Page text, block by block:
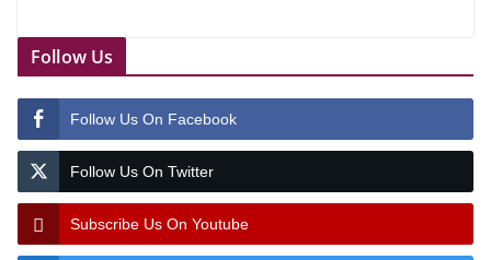
Follow Us
Follow Us On Facebook
Follow Us On Twitter
Subscribe Us On Youtube